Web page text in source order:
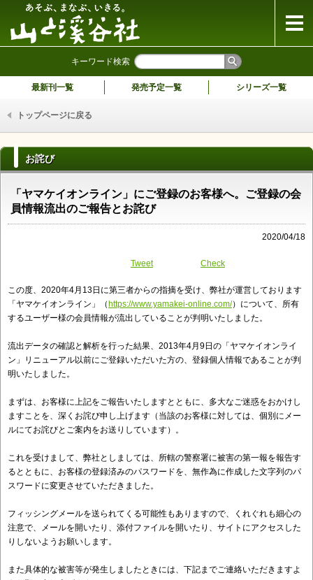
キーワード検索
最新刊一覧 発売予定一覧 シリーズ一覧
トップページに戻る
お詫び
「ヤマケイオンライン」にご登録のお客様へ。ご登録の会
員情報流出のご報告とお詫び
2020/04/18
Tweet Check
この度、2020年4月13日に第三者からの指摘を受け、 弊社が運営しております
「ヤマケイオンライン」（https://www.yamakei-online.com/）について、 所有
するユーザー様の会員情報が流出していることが判明いたしました。
流出データの確認と解析を行った結果、2013年4月9日の「ヤマケイオンライ
ン」リニューアル以前にご登録いただいた方の、 登録個人情報であることが判
明いたしました。
まずは、お客様に上記をご報告いたしますとともに、 多大なご迷惑をおかけし
ますことを、深くお詫び申し上げます（ 当該のお客様に対しては、 個別にメー
ルにてお詫びとご案内をお送りしています）。
これを受けまして、弊社としましては、 所轄の警察署に被害の第一報を報告す
るとともに、 お客様の登録済みのパスワードを、 無作為に作成した文字列のパ
スワードに変更させていただきました 。
フィッシングメールを送られてくる可能性もありますので、
くれぐれも細心の
注意で、メールを開いたり、 添付ファイルを開いたり、 サイトにアクセスした
りしないようお願いします。
また具体的な被害等が発生しましたときには、 下記までご連絡いただきますよ